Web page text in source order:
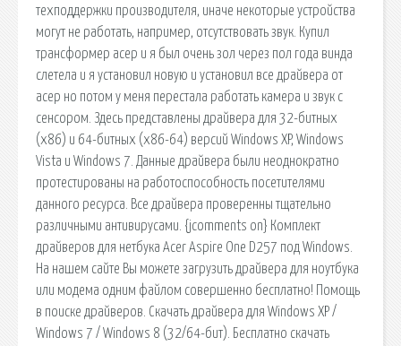
техподдержки производителя, иначе некоторые устройства
могут не работать, например, отсутствовать звук. Купил
трансформер асер и я был очень зол через пол года винда
слетела и я установил новую и установил все драйвера от
асер но потом у меня перестала работать камера и звук с
сенсором. Здесь представлены драйвера для 32-битных
(х86) и 64-битных (х86-64) версий Windows XP, Windows
Vista и Windows 7. Данные драйвера были неоднократно
протестированы на работоспособность посетителями
данного ресурса. Все драйвера проверенны тщательно
различными антивирусами. {jcomments on} Комплект
драйверов для нетбука Acer Aspire One D257 под Windows.
На нашем сайте Вы можете загрузить драйвера для ноутбука
или модема одним файлом совершенно бесплатно! Помощь
в поиске драйверов. Скачать драйвера для Windows XP /
Windows 7 / Windows 8 (32/64-бит). Бесплатно скачать